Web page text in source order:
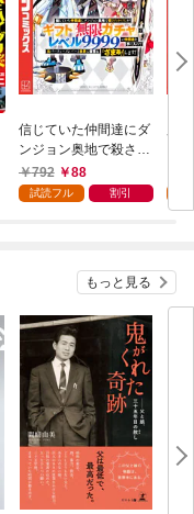
信じていた仲間達にダ
ンジョン奥地で殺され
かけたがギフト『無限
ガチャ』でレベル９９
『ざまぁ！』します！
792 88
試読フル 割引
もっと見る